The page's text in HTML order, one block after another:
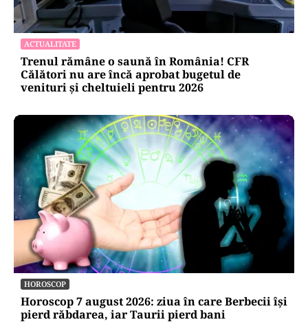
ACTUALITATE
Trenul rămâne o saună în România! CFR
Călători nu are încă aprobat bugetul de
venituri și cheltuieli pentru 2026
HOROSCOP
Horoscop 7 august 2026: ziua în care Berbecii își
pierd răbdarea, iar Taurii pierd bani